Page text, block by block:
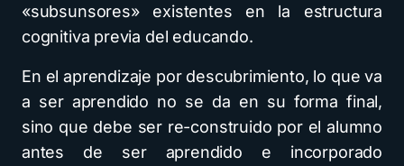
«subsunsores» existentes en la estructura
cognitiva previa del educando.
En el aprendizaje por descubrimiento, lo que va
a ser aprendido no se da en su forma final,
sino que debe ser re-construido por el alumno
antes de ser aprendido e incorporado